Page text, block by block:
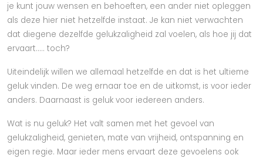
je kunt jouw wensen en behoeften, een ander niet opleggen
als deze hier niet hetzelfde instaat. Je kan niet verwachten
dat diegene dezelfde gelukzaligheid zal voelen, als hoe jij dat
ervaart..... toch?
Uiteindelijk willen we allemaal hetzelfde en dat is het ultieme
geluk vinden. De weg ernaar toe en de uitkomst, is voor ieder
anders. Daarnaast is geluk voor iedereen anders.
Wat is nu geluk? Het valt samen met het gevoel van
gelukzaligheid, genieten, mate van vrijheid, ontspanning en
eigen regie. Maar ieder mens ervaart deze gevoelens ook